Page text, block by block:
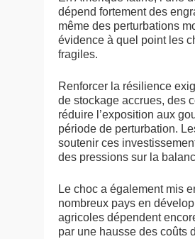
dépend fortement des
même des perturbations
évidence à quel point les
fragiles.
Renforcer la résilience
de stockage accrues, des
réduire l’exposition aux
période de perturbation.
soutenir ces
des pressions sur la
Le choc a également mis
nombreux pays en
agricoles dépendent
par une hausse des coûts